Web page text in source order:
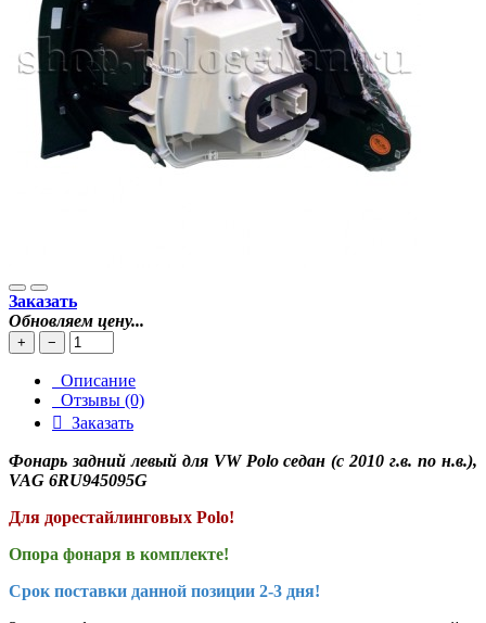
Заказать
Обновляем цену...
+ −
Описание
Отзывы (0)
Заказать
Фонарь задний левый для VW Polo седан (с 2010 г.в. по н.в.),
VAG 6RU945095G
Для дорестайлинговых Polo!
Опора фонаря в комплекте!
Срок поставки данной позиции 2-3 дня!